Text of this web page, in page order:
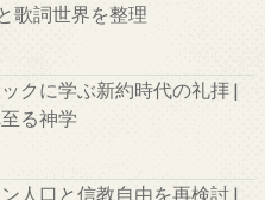
歌詞世界を整理
クに学ぶ新約時代の礼拝 |
る神学
人口と信教自由を再検討 |